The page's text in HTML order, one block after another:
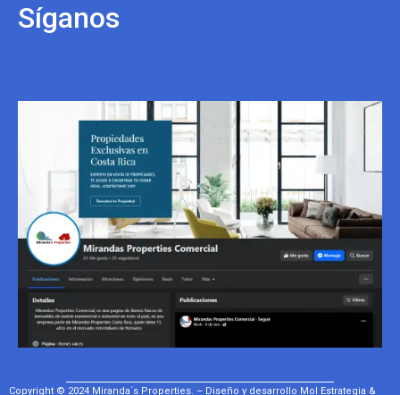
Síganos
Copyright © 2024 Miranda´s Properties. – Diseño y desarrollo Mol Estrategia &